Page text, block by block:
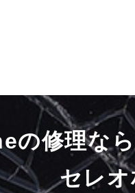
の修理なら
セレオ